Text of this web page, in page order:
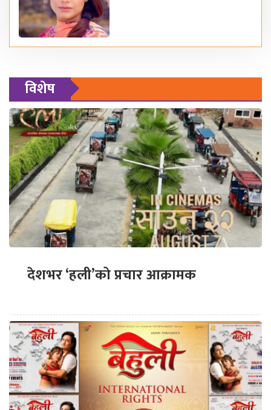
विशेष
देशभर ‘हली’को प्रचार आक्रामक